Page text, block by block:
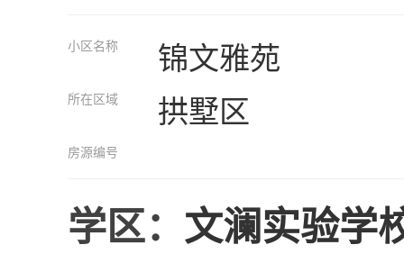
小区名称 锦文雅苑
所在区域 拱墅区
房源编号
学区： 文澜实验学